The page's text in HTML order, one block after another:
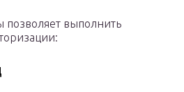
позволяет выполнить